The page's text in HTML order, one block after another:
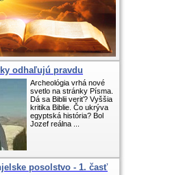
odhaľujú pravdu
Archeológia vrhá nové
svetlo na stránky Písma.
Dá sa Biblii veriť? Vyššia
kritika Biblie. Čo ukrýva
egyptská história? Bol
Jozef reálna ...
posolstvo - 1. časť